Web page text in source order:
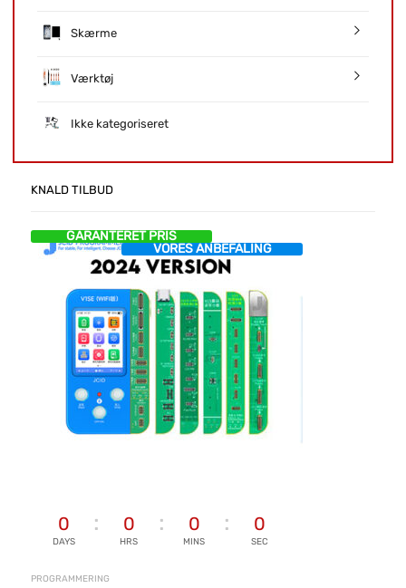
Skærme
Værktøj
Ikke kategoriseret
KNALD TILBUD
GARANTERET PRIS
VORES ANBEFALING
0
DAYS
0
HRS
0
MINS
0
SEC
PROGRAMMERING